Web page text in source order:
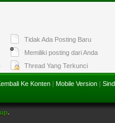
Tidak Ada Posting Baru
Memiliki posting dari Anda
Thread Yang Terkunci
Ke Konten | Mobile Version |
.